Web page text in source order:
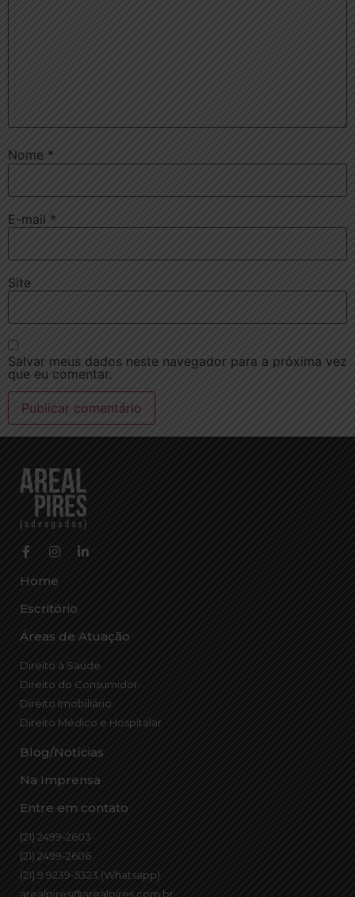
Nome *
E-mail *
Site
Salvar meus dados neste navegador para a próxima vez
que eu comentar.
Home
Escritório
Áreas de Atuação
Direito à Saúde
Direito do Consumidor
Direito Imobiliário
Direito Médico e Hospitalar
Blog/Notícias
Na Imprensa
Entre em contato
(21) 2499-2603
(21) 2499-2606
(21) 9 9239-5323 (Whatsapp)
arealpires@arealpires.com.br